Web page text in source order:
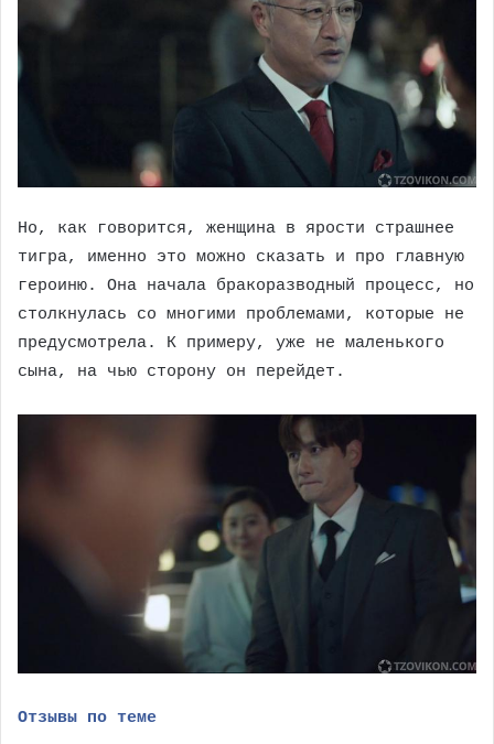
Но, как говорится, женщина в ярости страшнее
тигра, именно это можно сказать и про главную
героиню. Она начала бракоразводный процесс, но
столкнулась со многими проблемами, которые не
предусмотрела. К примеру, уже не маленького
сына, на чью сторону он перейдет.
Отзывы по теме